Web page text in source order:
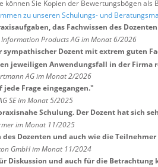
können Sie Kopien der Bewertungsbögen als
zu unseren Schulungs- und
das Fachwissen des
Information Products AG im Monat 6/2026
sympathischer Dozent mit extrem guten
jeweiligen Anwendungsfall in der Firma
AG im Monat 2/2026
jede Frage eingegangen."
SE im Monat 5/2025
Schulung. Der Dozent hat sich
im Monat 11/2025
Dozenten und auch wie die
GmbH im Monat 11/2024
Diskussion und auch für die